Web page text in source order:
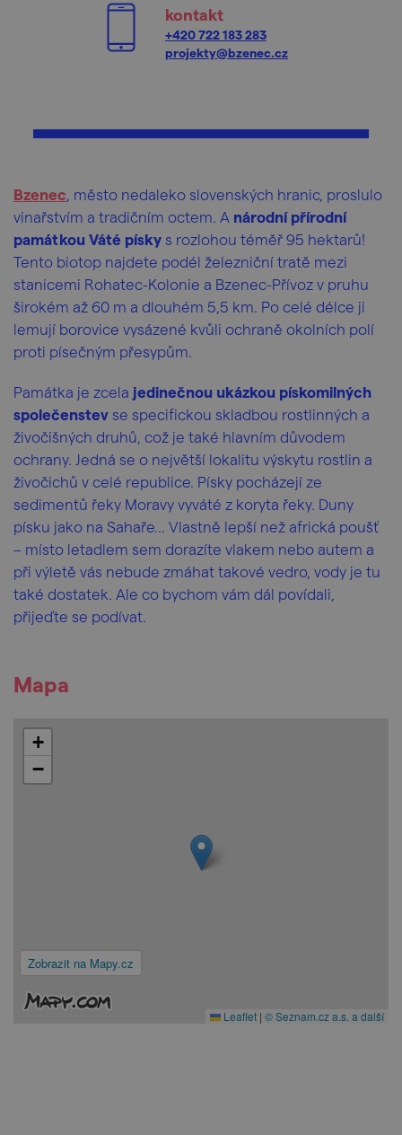
kontakt
+420 722 183 283
projekty@bzenec.cz
Bzenec , město nedaleko slovenských hranic, proslulo
vinařstvím a tradičním octem. A národní přírodní
památkou Váté písky s rozlohou téměř 95 hektarů!
Tento biotop najdete podél železniční tratě mezi
stanicemi Rohatec-Kolonie a Bzenec-Přívoz v pruhu
širokém až 60 m a dlouhém 5,5 km. Po celé délce ji
lemují borovice vysázené kvůli ochraně okolních polí
proti písečným přesypům.
Památka je zcela jedinečnou ukázkou pískomilných
společenstev se specifickou skladbou rostlinných a
živočišných druhů, což je také hlavním důvodem
ochrany. Jedná se o největší lokalitu výskytu rostlin a
živočichů v celé republice. Písky pocházejí ze
sedimentů řeky Moravy vyváté z koryta řeky. Duny
písku jako na Sahaře... Vlastně lepší než africká poušť
– místo letadlem sem dorazíte vlakem nebo autem a
při výletě vás nebude zmáhat takové vedro, vody je tu
také dostatek. Ale co bychom vám dál povídali,
přijeďte se podívat.
Mapa
Zobrazit na Mapy.cz
+
−
Leaflet | © Seznam.cz a.s. a další